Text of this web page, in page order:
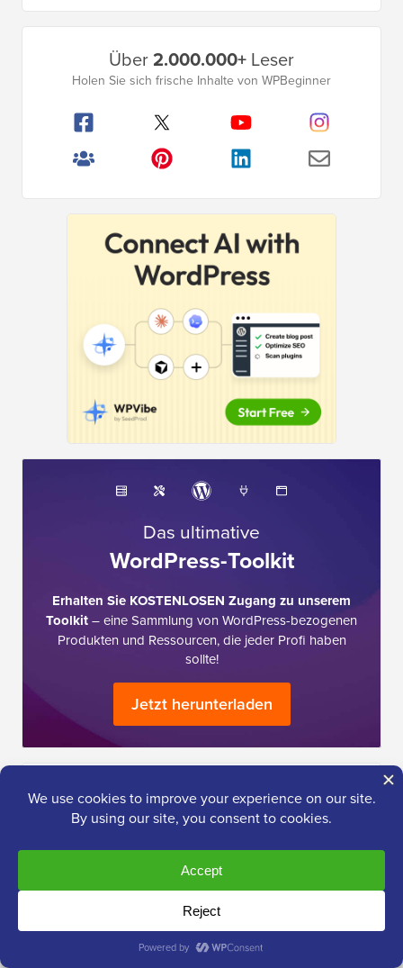
Seitenleistenmenü
Über2.000.000+ Leser
Holen Sie sich frische Inhalte von WPBeginner
Das ultimative
WordPress-Toolkit
Erhalten Sie KOSTENLOSEN Zugang zu unserem
Toolkit– eine Sammlung von WordPress-bezogenen
Produkten und Ressourcen, die jeder Profi haben
sollte!
Jetzt herunterladen
Ich brauche Hilfe bei…